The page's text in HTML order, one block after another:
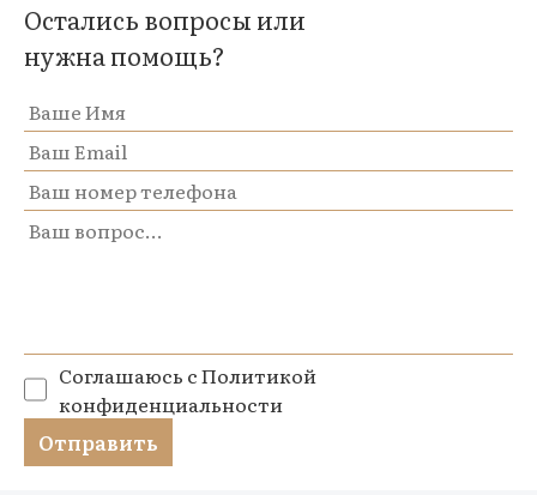
Остались вопросы или
нужна помощь?
Соглашаюсь сПолитикой
конфиденциальности